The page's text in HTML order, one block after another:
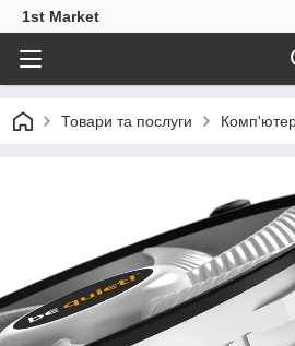
1st Market
Товари та послуги